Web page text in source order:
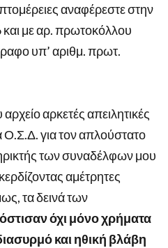
αναφέρεστε στην
με αρ. πρωτοκόλλου
υπ’ αριθμ. πρωτ.
αρκετές απειλητικές
Ο.Σ.Δ. για τον απλούστατο
των συναδέλφων μου
αμέτρητες
τα δεινά των
όχι μόνο χρήματα
και ηθική βλάβη